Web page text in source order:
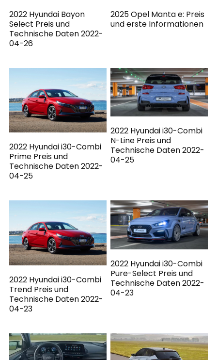
2022 Hyundai Bayon
Select Preis und
Technische Daten 2022-
04-26
2025 Opel Manta e: Preis
und erste Informationen
2022 Hyundai i30-Combi
Prime Preis und
Technische Daten 2022-
04-25
2022 Hyundai i30-Combi
N-Line Preis und
Technische Daten 2022-
04-25
2022 Hyundai i30-Combi
Trend Preis und
Technische Daten 2022-
04-23
2022 Hyundai i30-Combi
Pure-Select Preis und
Technische Daten 2022-
04-23